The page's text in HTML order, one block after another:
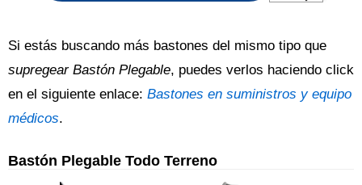
Si estás buscando más bastones del mismo tipo que
supregear Bastón Plegable, puedes verlos haciendo click
en el siguiente enlace: Bastones en suministros y equipo
médicos.
Bastón Plegable Todo Terreno